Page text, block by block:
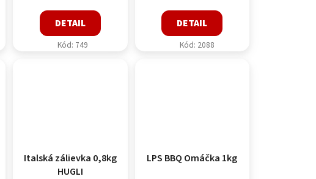
DETAIL
Kód: 749
DETAIL
Kód: 2088
Italská zálievka 0,8kg
HUGLI
LPS BBQ Omáčka 1kg